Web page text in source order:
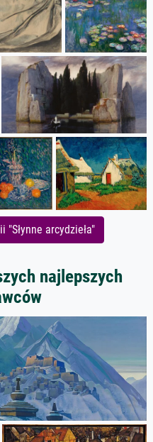
arcydzieła"
najlepszych